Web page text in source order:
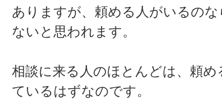
ありますが、頼める人がいるの
ないと思われます。
相談に来る人のほとんどは、頼
ているはずなのです。